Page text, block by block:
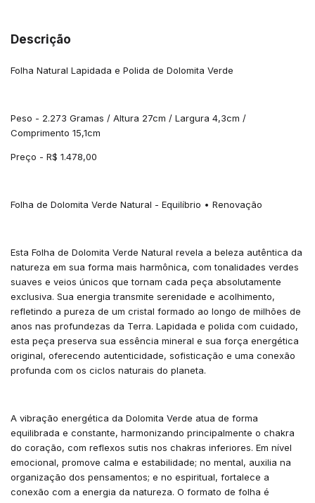
Descrição
Folha Natural Lapidada e Polida de Dolomita Verde
Peso - 2.273 Gramas / Altura 27cm / Largura 4,3cm /
Comprimento 15,1cm
Preço - R$ 1.478,00
Folha de Dolomita Verde Natural - Equilíbrio • Renovação
Esta Folha de Dolomita Verde Natural revela a beleza autêntica da
natureza em sua forma mais harmônica, com tonalidades verdes
suaves e veios únicos que tornam cada peça absolutamente
exclusiva. Sua energia transmite serenidade e acolhimento,
refletindo a pureza de um cristal formado ao longo de milhões de
anos nas profundezas da Terra. Lapidada e polida com cuidado,
esta peça preserva sua essência mineral e sua força energética
original, oferecendo autenticidade, sofisticação e uma conexão
profunda com os ciclos naturais do planeta.
A vibração energética da Dolomita Verde atua de forma
equilibrada e constante, harmonizando principalmente o chakra
do coração, com reflexos sutis nos chakras inferiores. Em nível
emocional, promove calma e estabilidade; no mental, auxilia na
organização dos pensamentos; e no espiritual, fortalece a
conexão com a energia da natureza. O formato de folha é